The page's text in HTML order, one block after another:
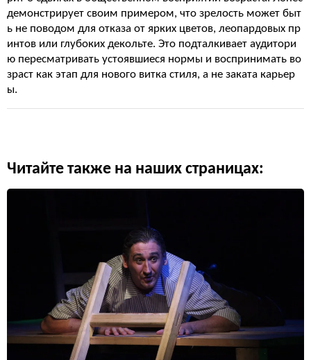
демонстрирует своим примером, что зрелость может быт
ь не поводом для отказа от ярких цветов, леопардовых пр
интов или глубоких декольте. Это подталкивает аудитори
ю пересматривать устоявшиеся нормы и воспринимать во
зраст как этап для нового витка стиля, а не заката карьер
ы.
Читайте также на наших страницах: